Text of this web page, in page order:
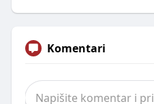
Komentari